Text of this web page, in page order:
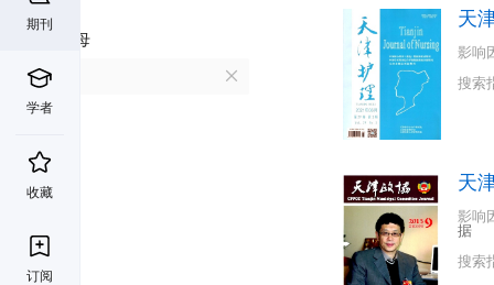
期刊
学者
收藏
订阅
首字母
T
天
影响
搜索
天
影响
据
搜索